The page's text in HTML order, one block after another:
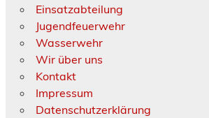
Einsatzabteilung
Jugendfeuerwehr
Wasserwehr
Wir über uns
Kontakt
Impressum
Datenschutzerklärung